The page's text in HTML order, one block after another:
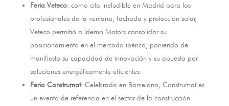
Feria Veteco: como cita ineludible en Madrid para los
profesionales de la ventana fachada y protección solar,
Veteco permitió a Idemo Motors consolidar su
posicionamiento en el mercado ibérico; poniendo de
manifiesto su capacidad de innovación y su apuesta por
soluciones energéticamente eficientes.
Feria Construmat: Celebrada en Barcelona Construmat es
un evento de referencia en el sector de la construcción